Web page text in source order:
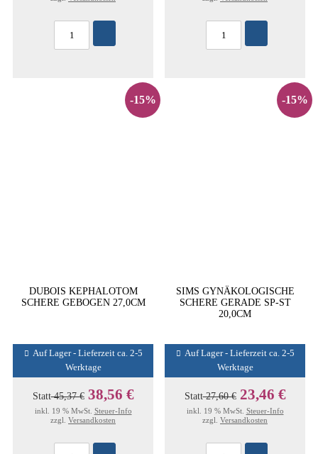
-15%
DUBOIS KEPHALOTOM
SCHERE GEBOGEN 27,0CM
Auf Lager - Lieferzeit ca. 2-5
Werktage
Statt45,37 € 38,56 €
inkl. 19 % MwSt. Steuer-Info
zzgl. Versandkosten
-15%
SIMS GYNÄKOLOGISCHE
SCHERE GERADE SP-ST
20,0CM
Auf Lager - Lieferzeit ca. 2-5
Werktage
Statt27,60 € 23,46 €
inkl. 19 % MwSt. Steuer-Info
zzgl. Versandkosten